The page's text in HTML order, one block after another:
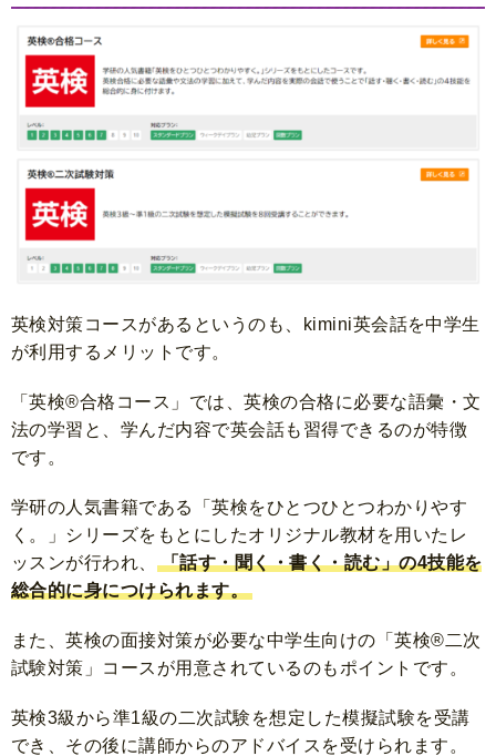
英検対策コースがあるというのも、kimini英会話を中学生
が利用するメリットです。
「英検®合格コース」では、英検の合格に必要な語彙・文
法の学習と、学んだ内容で英会話も習得できるのが特徴
です。
学研の人気書籍である「英検をひとつひとつわかりやす
く。」シリーズをもとにしたオリジナル教材を用いたレ
ッスンが行われ、
「話す・聞く・書く・読む」の4技能を
総合的に身につけられます。
また、英検の面接対策が必要な中学生向けの「英検®二次
試験対策」コースが用意されているのもポイントです。
英検3級から準1級の二次試験を想定した模擬試験を受講
でき、その後に講師からのアドバイスを受けられます。